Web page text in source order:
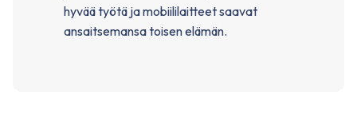
hyvää työtä ja mobiililaitteet saavat
ansaitsemansa toisen elämän.